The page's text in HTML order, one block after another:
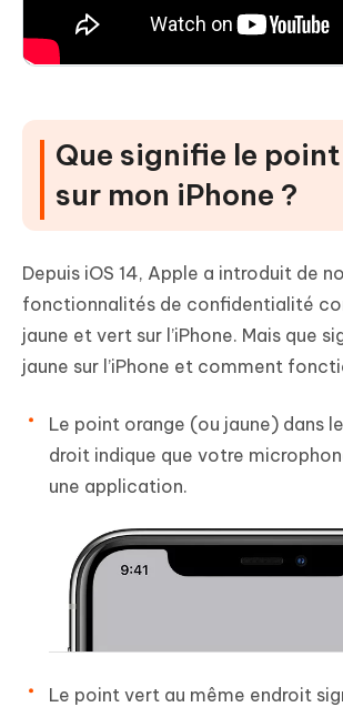
Que signifie le
sur mon iPhone ?
Depuis iOS 14, Apple a introduit de
fonctionnalités de confidentialité
jaune et vert sur l’iPhone. Mais que
jaune sur l’iPhone et comment
Le point orange (ou jaune) dans
droit indique que votre
une application.
Le point vert au même endroit